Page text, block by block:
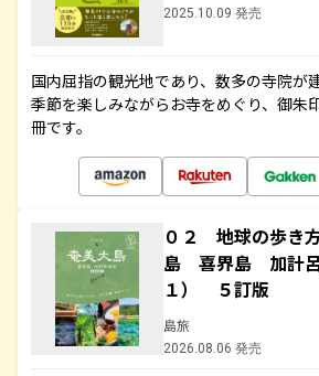
2025.10.09 発売
国内屈指の観光地であり、数多の寺院が
季節を楽しみながらお寺をめぐり、御朱
冊です。
０２ 地球の歩
島 喜界島 加計呂
１） ５訂版
島旅
2026.08.06 発売